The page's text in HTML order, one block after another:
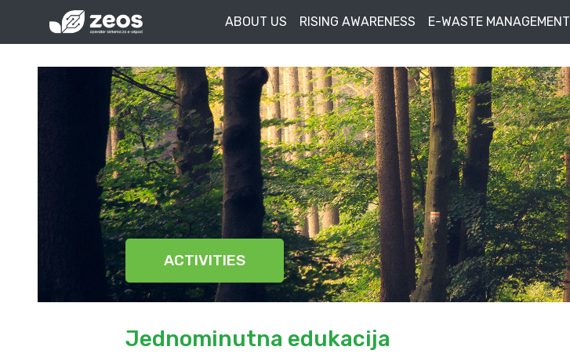
ABOUT US RISING AWARENESS E-WASTE MANAGEMENT
ACTIVITIES
Jednominutna edukacija